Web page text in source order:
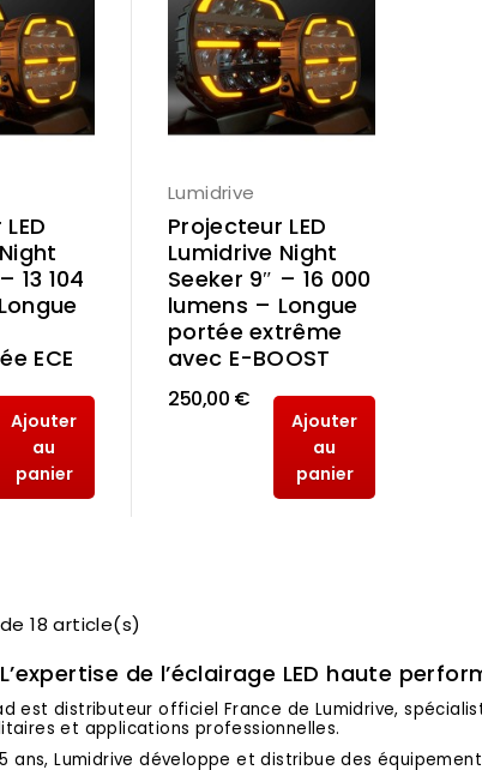
13 104
ECE
Ajouter
au
panier
Lumidrive
Projecteur LED
Lumidrive Night
Seeker 9″ – 16 000
lumens – Longue
portée extrême
avec E-BOOST
250,00 €
Ajouter
au
panier
18 article(s)
de l’éclairage LED haute
est distributeur officiel France de Lumidrive,
et applications professionnelles.
ans, Lumidrive développe et distribue des